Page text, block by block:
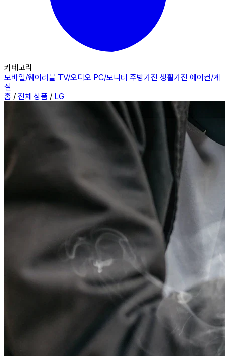
카테고리
모바일/웨어러블 TV/오디오 PC/모니터 주방가전 생활가전 에어컨/계
절
홈 / 전체 상품 / LG